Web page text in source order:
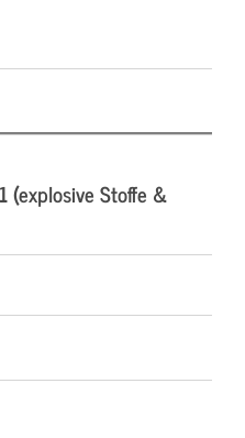
(explosive Stoffe &